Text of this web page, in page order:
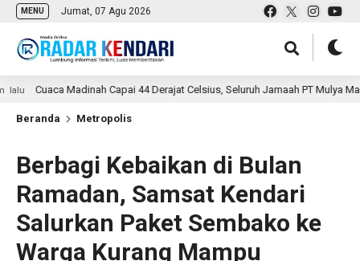
MENU Jumat, 07 Agu 2026
Cuaca Madinah Capai 44 Derajat Celsius, Seluruh Jamaah PT Mulya
Beranda Metropolis
Berbagi Kebaikan di Bulan
Ramadan, Samsat Kendari
Salurkan Paket Sembako ke
Warga Kurang Mampu